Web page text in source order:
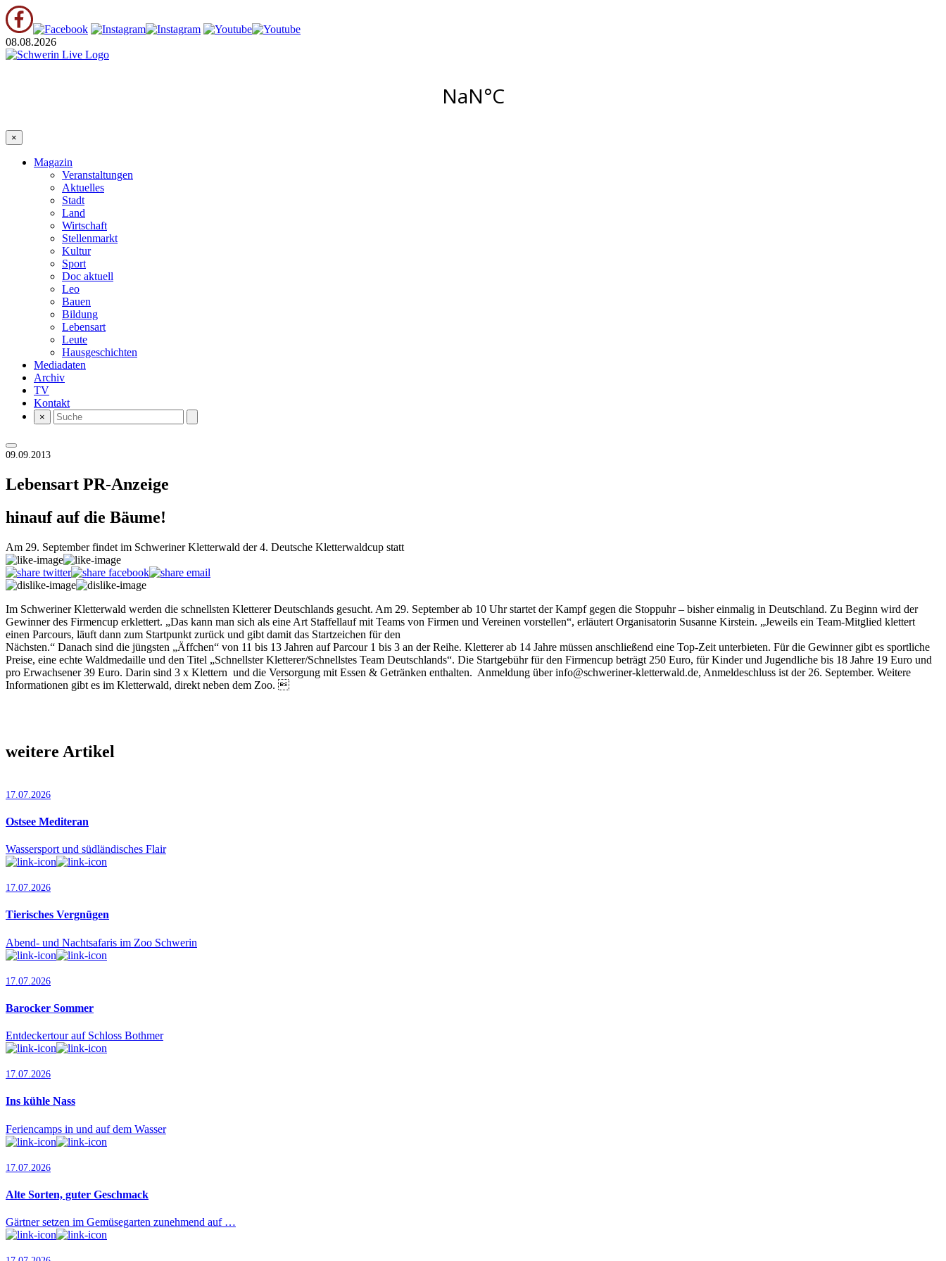
08.08.2026
×
Magazin
Veranstaltungen
Aktuelles
Stadt
Land
Wirtschaft
Stellenmarkt
Kultur
Sport
Doc aktuell
Leo
Bauen
Bildung
Lebensart
Leute
Hausgeschichten
Mediadaten
Archiv
TV
Kontakt
×
09.09.2013
Lebensart PR-Anzeige
hinauf auf die Bäume!
Am 29. September findet im Schweriner Kletterwald der 4. Deutsche Kletterwaldcup statt
Im Schweriner Kletterwald werden die schnellsten Kletterer Deutschlands gesucht. Am 29. September ab 10 Uhr startet der Kampf gegen die Stoppuhr – bisher einmalig in Deutschland. Zu Beginn wird der
Gewinner des Firmencup erklettert. „Das kann man sich als eine Art Staffellauf mit Teams von Firmen und Vereinen vorstellen“, erläutert Organisatorin Susanne Kirstein. „Jeweils ein Team-Mitglied klettert
einen Parcours, läuft dann zum Startpunkt zurück und gibt damit das Startzeichen für den
Nächsten.“ Danach sind die jüngsten „Äffchen“ von 11 bis 13 Jahren auf Parcour 1 bis 3 an der Reihe. Kletterer ab 14 Jahre müssen anschließend eine Top-Zeit unterbieten. Für die Gewinner gibt es sportliche
Preise, eine echte Waldmedaille und den Titel „Schnellster Kletterer/Schnellstes Team Deutschlands“. Die Startgebühr für den Firmencup beträgt 250 Euro, für Kinder und Jugendliche bis 18 Jahre 19 Euro und
pro Erwachsener 39 Euro. Darin sind 3 x Klettern und die Versorgung mit Essen & Getränken enthalten. Anmeldung über info@schweriner-kletterwald.de, Anmeldeschluss ist der 26. September. Weitere
Informationen gibt es im Kletterwald, direkt neben dem Zoo. 
weitere Artikel
17.07.2026
Ostsee Mediteran
Wassersport und südländisches Flair
17.07.2026
Tierisches Vergnügen
Abend- und Nachtsafaris im Zoo Schwerin
17.07.2026
Barocker Sommer
Entdeckertour auf Schloss Bothmer
17.07.2026
Ins kühle Nass
Feriencamps in und auf dem Wasser
17.07.2026
Alte Sorten, guter Geschmack
Gärtner setzen im Gemüsegarten zunehmend auf …